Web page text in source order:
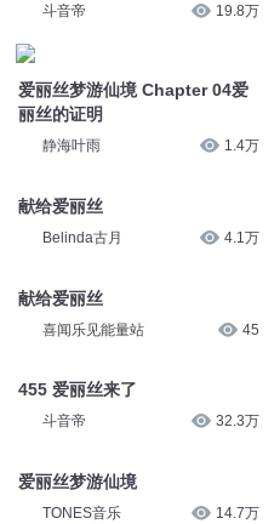
斗音帝 19.8万
爱丽丝梦游仙境 Chapter 04爱
丽丝的证明
静海叶雨 1.4万
献给爱丽丝
Belinda古月 4.1万
献给爱丽丝
喜闻乐见能量站 45
455 爱丽丝来了
斗音帝 32.3万
爱丽丝梦游仙境
TONES音乐 14.7万